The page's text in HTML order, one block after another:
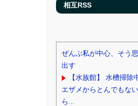
相互RSS
ぜんぶ私が中心、そう
出す
【水族館】 水槽掃
エザメからとんでもな
ら...